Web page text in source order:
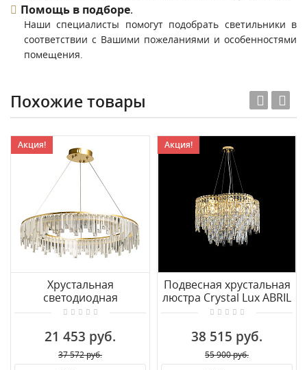
Помощь в подборе.
Наши специалисты помогут подобрать светильники в
соответствии с Вашими пожеланиями и особенностями
помещения.
Похожие товары
Акция!
Хрустальная
светодиодная
подвесная люстра De
21 453 руб.
37 572 руб.
Акция!
Подвесная хрустальная
люстра Crystal Lux ABRIL
SP12 GOLD
38 515 руб.
55 900 руб.